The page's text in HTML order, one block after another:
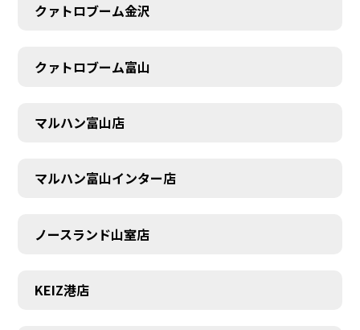
クァトロブーム金沢
クァトロブーム富山
マルハン富山店
マルハン富山インター店
ノースランド山室店
KEIZ港店